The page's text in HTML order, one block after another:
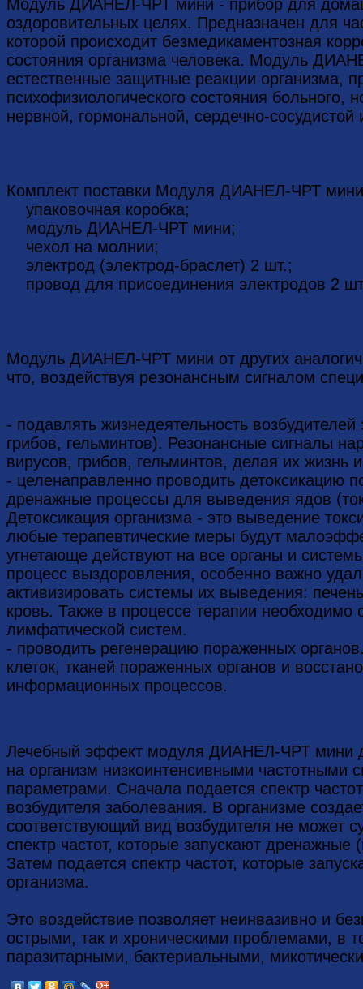
Модуль ДИАНЕЛ-ЧРТ мини - прибор для
оздоровительных целях. Предназначен для
которой происходит безмедикаментозная
состояния организма человека. Модуль
естественные защитные реакции организма,
психофизиологического состояния больного,
нервной, гормональной, сердечно-сосудистой
Комплект поставки Модуля ДИАНЕЛ-ЧРТ
упаковочная коробка;
модуль ДИАНЕЛ-ЧРТ мини;
чехол на молнии;
электрод (электрод-браслет) 2 шт.;
провод для присоединения электродов 2
Модуль ДИАНЕЛ-ЧРТ мини от других
что, воздействуя резонансным сигналом
- подавлять жизнедеятельность
грибов, гельминтов). Резонансные сигналы
вирусов, грибов, гельминтов, делая их
- целенаправленно проводить детоксикацию
дренажные процессы для выведения ядов
Детоксикация организма - это выведение
любые терапевтические меры будут
угнетающе действуют на все органы и
процесс выздоровления, особенно важно
активизировать системы их выведения:
кровь. Также в процессе терапии
лимфатической систем.
- проводить регенерацию пораженных
клеток, тканей пораженных органов и
информационных процессов.
Лечебный эффект модуля ДИАНЕЛ-ЧРТ мини
на организм низкоинтенсивными частотными
параметрами. Сначала подается спектр
возбудителя заболевания. В организме
соответствующий вид возбудителя не может
спектр частот, которые запускают
Затем подается спектр частот, которые
организма.
Это воздействие позволяет неинвазивно и
острыми, так и хроническими проблемами, в
паразитарными, бактериальными,